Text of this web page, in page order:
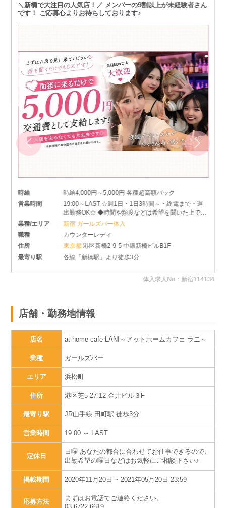
＼新橋で大注目の人気店！／ メンバーの9割以上が未経験者さん
です！ ご応募心よりお待ちしております♪
時給
時給4,000円～5,000円 各種超高額バック
営業時間
19:00～LAST ☆週1日・1日3時間～・終電まで・遅
出勤務OK☆ ◆時間や頻度などは希望を聞いた上で決
めさせて頂きます♪ ◆レギュラー出勤ももちろんOK
業種/エリア
新宿 ガールズバー体入
職種
カウンターレディ
住所
東京都港区新橋2-9-5 中銀新橋ビルB1F
最寄り駅
各線「新橋駅」より徒歩3分
体入求人No：新宿114134
店舗・勤務地情報
店名 at home cafe LANI～アットホームカフェ ラニ～
業種 ガールズバー
エリア 浜松町
住所 港区芝5-27-12 金井ビル３F
最寄り駅 JR山手線 田町駅 徒歩3分
営業時間 19:00 ～ LAST
定休日
日曜 あなたの都合に合わせてお仕事できるので、
出勤希望の曜日などはお気軽にご相談下さい♪
掲載期間 2020年11月20日 ~ 2021年05月20日 23:59
応募方法
まずはお電話でご連絡ください。